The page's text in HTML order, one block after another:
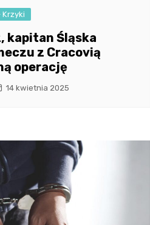
Krzyki
kapitan Śląska
z Cracovią
operację
14 kwietnia 2025